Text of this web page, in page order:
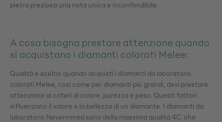
180Diamanti trovati
180Diamanti trovati
180Diamanti trovati
180Diamanti trovati
180Diamanti trovati
pietra preziosa una nota unica e inconfondibile.
A cosa bisogna prestare attenzione quando
si acquistano i diamanti colorati Melee:
Qualità e scelta: quando acquisti i diamanti da laboratorio
colorati Melee, così come per diamanti più grandi, devi prestare
attenzione ai criteri di colore, purezza e peso. Questi fattori
influenzano il valore e la bellezza di un diamante. I diamanti da
laboratorio Nevermined sono della massima qualità 4C, che